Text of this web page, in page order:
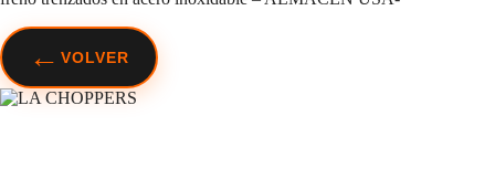
← VOLVER